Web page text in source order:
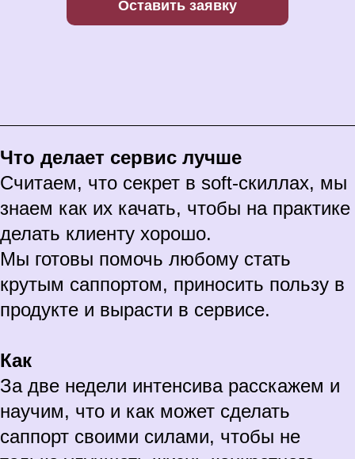
Оставить заявку
Что делает сервис лучше
Считаем, что секрет в soft-скиллах, мы
знаем как их качать, чтобы на практике
делать клиенту хорошо.
Мы готовы помочь любому стать
крутым саппортом, приносить пользу в
продукте и вырасти в сервисе.
Как
За две недели интенсива расскажем и
научим, что и как может сделать
саппорт своими силами, чтобы не